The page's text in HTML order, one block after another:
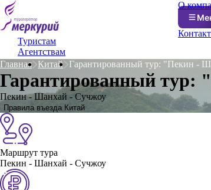
Туристам
Агентствам
О
Главная
Китай Гарантированный тур: "Пекин -
Гарантированный
Пекин - Шанхай - Сучжоу
Правила въезда Китай
Маршрут тура
Пекин - Шанхай - Сучжоу